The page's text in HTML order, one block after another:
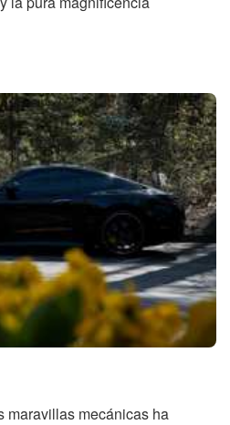
maravillas mecánicas ha